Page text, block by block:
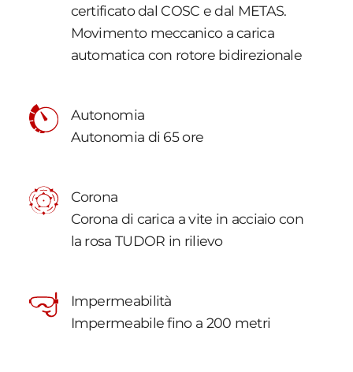
certificato dal COSC e dal METAS.
Movimento meccanico a carica
automatica con rotore bidirezionale
Autonomia
Autonomia di 65 ore
Corona
Corona di carica a vite in acciaio con
la rosa TUDOR in rilievo
Impermeabilità
Impermeabile fino a 200 metri